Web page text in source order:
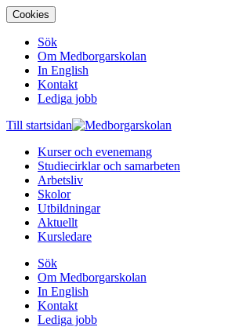
Cookies
Sök
Om Medborgarskolan
In English
Kontakt
Lediga jobb
Till startsidan
Kurser och evenemang
Studiecirklar och samarbeten
Arbetsliv
Skolor
Utbildningar
Aktuellt
Kursledare
Sök
Om Medborgarskolan
In English
Kontakt
Lediga jobb